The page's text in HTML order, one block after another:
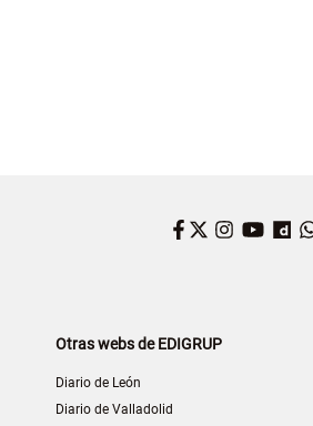
Facebook
Twitter
Otras webs de EDIGRUP
Diario de León
Diario de Valladolid